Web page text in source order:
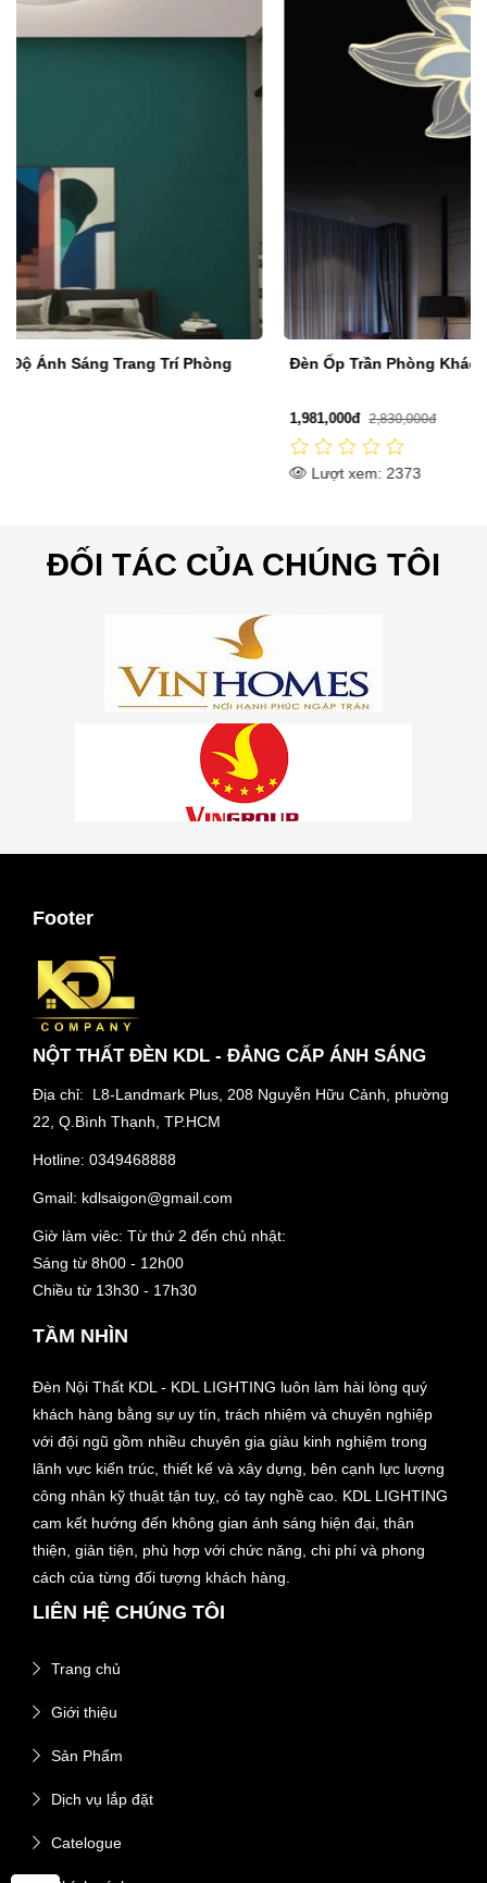
Đèn Ốp Trần Phòng Khách Nhỏ, Phòng Ngủ DR-C2320
ĐỐI TÁC CỦA CHÚNG TÔI
Footer
NỘT THẤT ĐÈN KDL - ĐẲNG CẤP ÁNH SÁNG
Địa chỉ: L8-Landmark Plus, 208 Nguyễn Hữu Cảnh, phường
22, Q.Bình Thạnh, TP.HCM
Hotline: 0349468888
Gmail: kdlsaigon@gmail.com
Giờ làm viêc: Từ thứ 2 đến chủ nhật:
Sáng từ 8h00 - 12h00
Chiều từ 13h30 - 17h30
TẦM NHÌN
Đèn Nội Thất KDL - KDL LIGHTING luôn làm hài lòng quý
khách hàng bằng sự uy tín, trách nhiệm và chuyên nghiệp
với đội ngũ gồm nhiều chuyên gia giàu kinh nghiệm trong
lãnh vực kiến trúc, thiết kế và xây dựng, bên cạnh lực lượng
công nhân kỹ thuật tận tuỵ, có tay nghề cao. KDL LIGHTING
cam kết hướng đến không gian ánh sáng hiện đại, thân
thiện, giản tiện, phù hợp với chức năng, chi phí và phong
cách của từng đối tượng khách hàng.
LIÊN HỆ CHÚNG TÔI
Trang chủ
Giới thiệu
Sản Phẩm
Dịch vụ lắp đặt
Catelogue